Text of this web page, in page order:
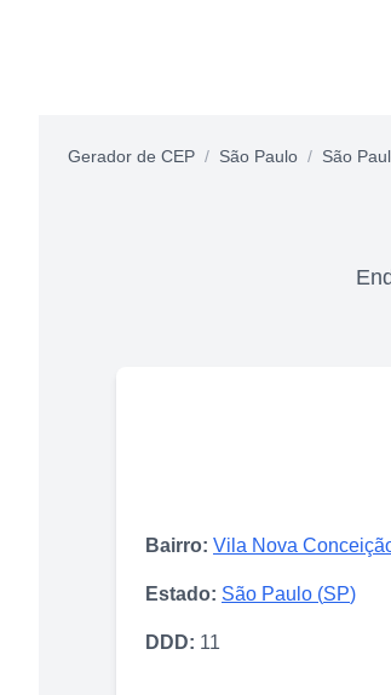
Gerador de CEP / São Paulo / São
Bairro: Vila Nova
Estado: São Paulo (SP)
DDD: 11